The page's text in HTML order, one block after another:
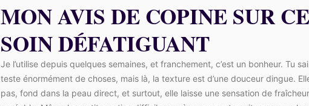
MON AVIS DE COPINE SUR CE
SOIN DÉFATIGUANT
Je l’utilise depuis quelques semaines, et franchement, c’est un bonheur. Tu
teste énormément de choses, mais là, la texture est d’une douceur dingue.
pas, fond dans la peau direct, et surtout, elle laisse une sensation de